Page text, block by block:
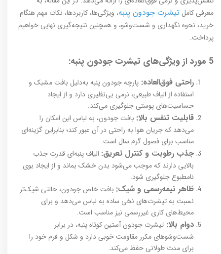
معرفی کامل تیشرت جودون پنبه، ویژگی‌ها، کاربردها، نکات مهم هنگام
خرید، نحوه نگهداری و شست‌وشو، و همچنین نتیجه‌گیری نهایی خواهیم
پرداخت.
5 مورد از ویژگی‌های تیشرت جودون پنبه:
راحتی فوق‌العاده: پارچه جودون پنبه به‌دلیل بافت مشبک و
استفاده از الیاف طبیعی، نرمی بی‌نظیری دارد و از ایجاد
حساسیت‌های پوستی جلوگیری می‌کند.
قابلیت تنفس بالا: بافت جودون، به لباس این امکان را
می‌دهد که جریان هوا به‌ راحتی در آن عبور کند؛ بنابراین گزینه‌ای
مناسب برای فصول گرم سال است.
جذب رطوبت و کنترل تعریق: الیاف پنبه‌ای قدرت جذب
بالایی دارند که موجب می‌شود بدن خشک بماند و از ایجاد بوی
نامطبوع جلوگیری شود.
ظاهر نیمه‌رسمی و شیک: بافت خاص جودون، حالتی شیک‌تر
نسبت به تیشرت‌های نخی ساده به لباس می‌دهد و برای
محیط‌های کاری غیررسمی نیز مناسب است.
دوام بالا: تیشرت جودون آستین کوتاه پنبه‌، در برابر
شست‌وشوهای مکرر مقاومت خوبی دارد و شکل و فرم خود را
برای مدت طولانی حفظ می‌کند.